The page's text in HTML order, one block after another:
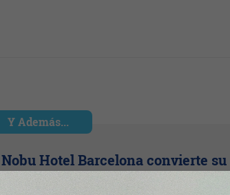
Y Además...
Nobu Hotel Barcelona convierte su
Rooftop en el mejor mirador de la